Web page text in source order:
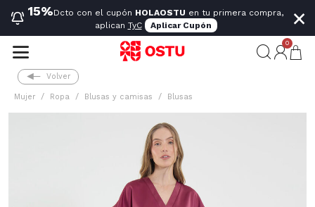
15%Dcto con el cupón HOLAOSTU en tu primera compra,
aplican TyC Aplicar Cupón ×
0
Volver
Mujer Ropa Blusas y camisas Blusas